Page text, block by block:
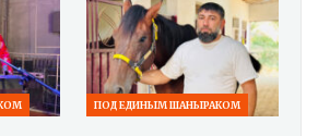
ПОД ЕДИНЫМ ШАНЫРАКОМ